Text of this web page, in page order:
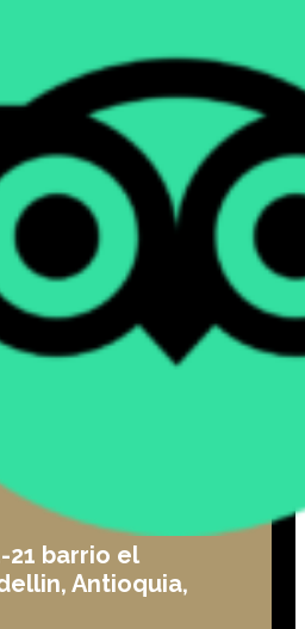
21 barrio el
Antioquia,